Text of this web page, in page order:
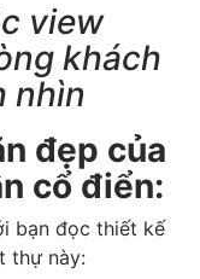
view
khách
nhìn
đẹp của
cổ điển:
bạn đọc thiết kế
thự này: